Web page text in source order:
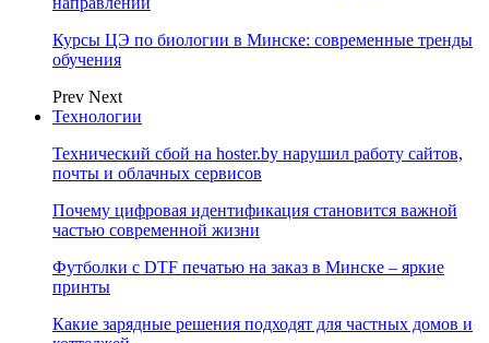
Курсы ЦЭ по биологии в Минске: современные тренды
обучения
Prev Next
Технологии
Технический сбой на hoster.by нарушил работу сайтов,
почты и облачных сервисов
Почему цифровая идентификация становится важной
частью современной жизни
Футболки с DTF печатью на заказ в Минске – яркие
принты
Какие зарядные решения подходят для частных домов и